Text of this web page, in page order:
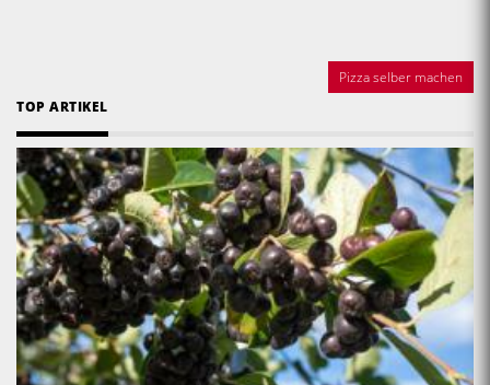
Pizza selber machen
TOP ARTIKEL